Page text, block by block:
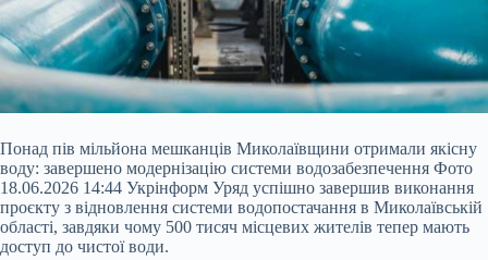
Понад пів мільйона мешканців Миколаївщини отримали якісну
воду: завершено модернізацію системи водозабезпечення Фото
18.06.2026 14:44 Укрінформ Уряд успішно завершив виконання
проєкту з відновлення системи водопостачання в Миколаївській
області, завдяки чому 500 тисяч місцевих жителів тепер мають
доступ до чистої води.